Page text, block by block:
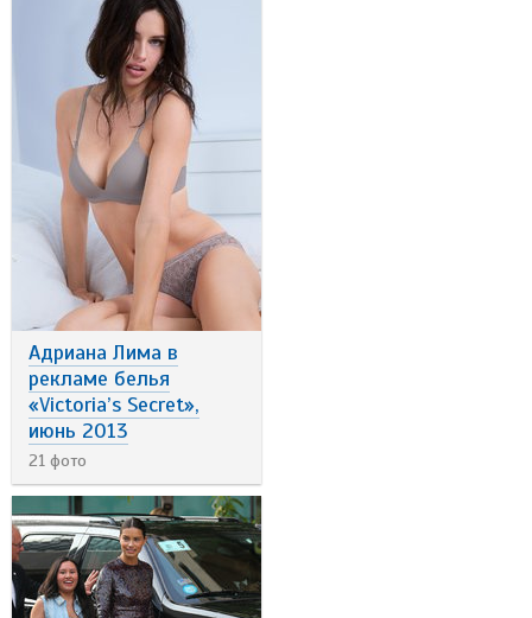
Адриана Лима в
рекламе белья
«Victoria’s Secret»,
июнь 2013
21 фото